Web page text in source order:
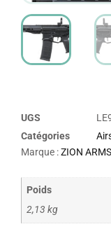
UGS
Catégories
Marque :ZION ARMS
Poids
2,13 kg